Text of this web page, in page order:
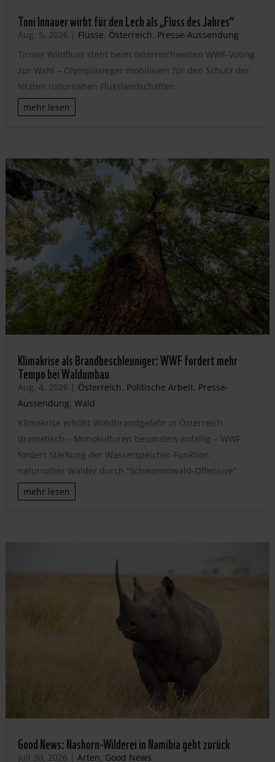
Toni Innauer wirbt für den Lech als „Fluss des Jahres“
Aug. 5, 2026 | Flüsse, Österreich, Presse-Aussendung
Tiroler Wildfluss steht beim österreichweiten WWF-Voting
zur Wahl – Olympiasieger mobilisiert für den Schutz der
letzten naturnahen Flusslandschaften
mehr lesen
Klimakrise als Brandbeschleuniger: WWF fordert mehr
Tempo bei Waldumbau
Aug. 4, 2026 | Österreich, Politische Arbeit, Presse-
Aussendung, Wald
Klimakrise erhöht Waldbrandgefahr in Österreich
dramatisch – Monokulturen besonders anfällig – WWF
fordert Stärkung der Wasserspeicher-Funktion
naturnaher Wälder durch “Schwammwald-Offensive”
mehr lesen
Good News: Nashorn-Wilderei in Namibia geht zurück
Juli 30, 2026 | Arten, Good News